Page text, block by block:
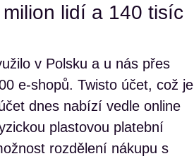
lidí a 140 tisíc
v Polsku a u nás přes
e-shopů. Twisto účet, což je
dnes nabízí vedle online
plastovou platební
rozdělení nákupu s